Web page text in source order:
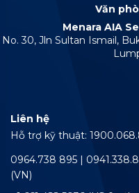
Văn
Menara AIA
No. 30, Jln Sultan Ismail,
Liên hệ
Hỗ trợ kỹ thuật:
0964.738 895 |
(VN)